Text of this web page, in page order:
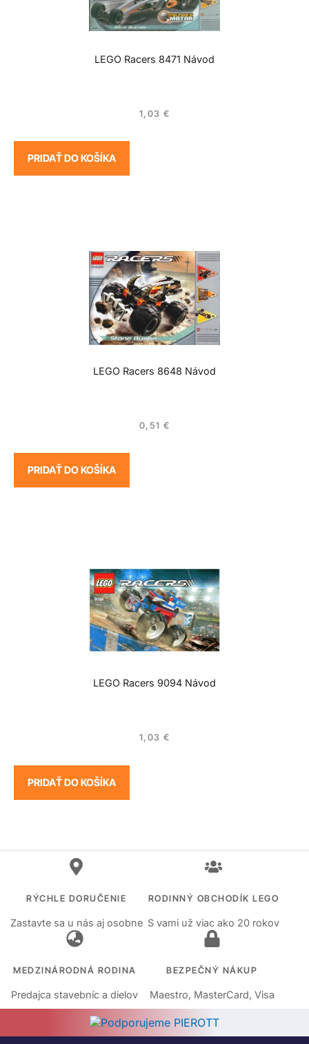
LEGO Racers 8471 Návod
1,03 €
PRIDAŤ DO KOŠÍKA
LEGO Racers 8648 Návod
0,51 €
PRIDAŤ DO KOŠÍKA
LEGO Racers 9094 Návod
1,03 €
PRIDAŤ DO KOŠÍKA
RÝCHLE DORUČENIE
Zastavte sa u nás aj osobne
RODINNÝ OBCHODÍK LEGO
S vami už viac ako 20 rokov
MEDZINÁRODNÁ RODINA
Predajca stavebníc a dielov
BEZPEČNÝ NÁKUP
Maestro, MasterCard, Visa